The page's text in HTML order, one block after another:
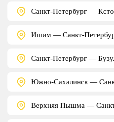
Санкт-Петербург —
Ишим — Санкт-
Санкт-Петербург —
Южно-Сахалинск —
Верхняя Пышма —